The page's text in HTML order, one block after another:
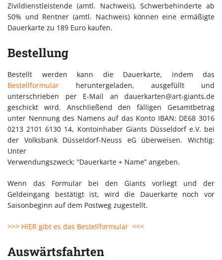
Zivildienstleistende (amtl. Nachweis), Schwerbehinderte ab
50% und Rentner (amtl. Nachweis) können eine ermäßigte
Dauerkarte zu 189 Euro kaufen.
Bestellung
Bestellt werden kann die Dauerkarte, indem das
Bestellformular heruntergeladen, ausgefüllt und
unterschrieben per E-Mail an dauerkarten@art-giants.de
geschickt wird. Anschließend den fälligen Gesamtbetrag
unter Nennung des Namens auf das Konto IBAN: DE68 3016
0213 2101 6130 14, Kontoinhaber Giants Düsseldorf e.V. bei
der Volksbank Düsseldorf-Neuss eG überweisen. Wichtig:
Unter
Verwendungszweck: “Dauerkarte + Name” angeben.
Wenn das Formular bei den Giants vorliegt und der
Geldeingang bestätigt ist, wird die Dauerkarte noch vor
Saisonbeginn auf dem Postweg zugestellt.
>>> HIER gibt es das Bestellformular <<<
Auswärtsfahrten